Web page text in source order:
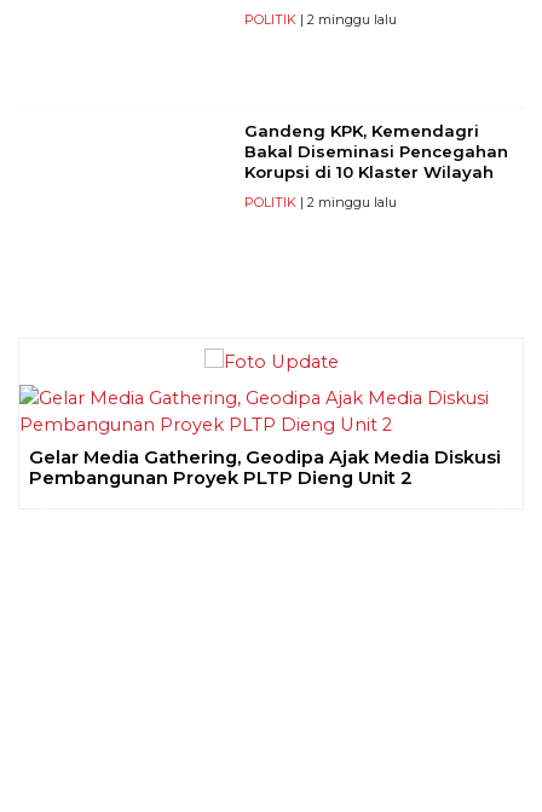
POLITIK| 2 minggu lalu
Gandeng KPK, Kemendagri
Bakal Diseminasi Pencegahan
Korupsi di 10 Klaster Wilayah
POLITIK| 2 minggu lalu
Gelar Media Gathering, Geodipa Ajak Media Diskusi
Pembangunan Proyek PLTP Dieng Unit 2